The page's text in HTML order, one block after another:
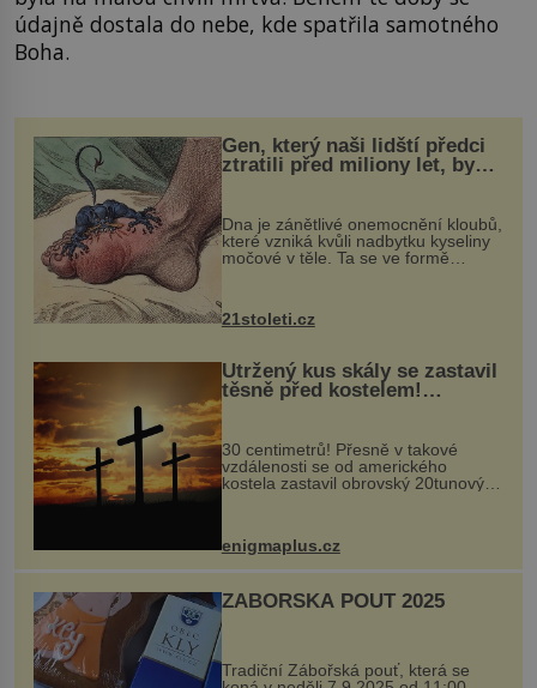
údajně dostala do nebe, kde spatřila samotného
Boha.
Gen, který naši lidští předci
ztratili před miliony let, by
mohl pomoci s léčbou
„nemoci králů“
Dna je zánětlivé onemocnění kloubů,
které vzniká kvůli nadbytku kyseliny
močové v těle. Ta se ve formě
nohou, a způsobuje bole...
21stoleti.cz
Utržený kus skály se zastavil
těsně před kostelem!
Ochránila ho boží síla?
30 centimetrů! Přesně v takové
vzdálenosti se od amerického
kostela zastavil obrovský 20tunový
...
enigmaplus.cz
ZÁBOŘSKÁ POUŤ 2025
Tradiční Zábořská pouť, která se